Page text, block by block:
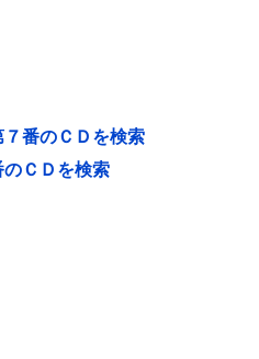
番のＣＤを検索
ＣＤを検索